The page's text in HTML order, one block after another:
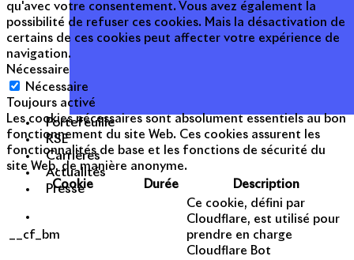
Portefeuille
RSE
Carrières
Actualités
Presse
qu'avec votre consentement. Vous avez également la
possibilité de refuser ces cookies. Mais la désactivation de
certains de ces cookies peut affecter votre expérience de
navigation.
Nécessaire
Nécessaire
Toujours activé
Les cookies nécessaires sont absolument essentiels au bon
fonctionnement du site Web. Ces cookies assurent les
fonctionnalités de base et les fonctions de sécurité du
site Web, de manière anonyme.
Cookie
Durée Description
__cf_bm
Ce cookie, défini par
Cloudflare, est utilisé pour
prendre en charge
Cloudflare Bot